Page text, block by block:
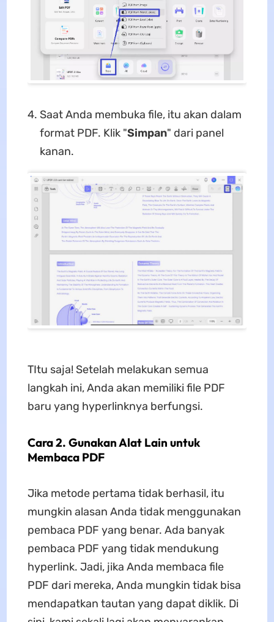
Saat Anda membuka file, itu akan dalam
format PDF. Klik "Simpan" dari panel
kanan.
TItu saja! Setelah melakukan semua
langkah ini, Anda akan memiliki file PDF
baru yang hyperlinknya berfungsi.
Cara 2. Gunakan Alat Lain untuk
Membaca PDF
Jika metode pertama tidak berhasil, itu
mungkin alasan Anda tidak menggunakan
pembaca PDF yang benar. Ada banyak
pembaca PDF yang tidak mendukung
hyperlink. Jadi, jika Anda membaca file
PDF dari mereka, Anda mungkin tidak bisa
mendapatkan tautan yang dapat diklik. Di